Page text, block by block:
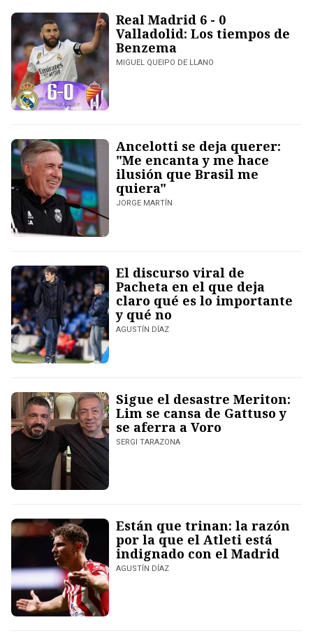
Real Madrid 6 - 0
Valladolid: Los tiempos de
Benzema
MIGUEL QUEIPO DE LLANO
Ancelotti se deja querer:
"Me encanta y me hace
ilusión que Brasil me
quiera"
JORGE MARTÍN
El discurso viral de
Pacheta en el que deja
claro qué es lo importante
y qué no
AGUSTÍN DÍAZ
Sigue el desastre Meriton:
Lim se cansa de Gattuso y
se aferra a Voro
SERGI TARAZONA
Están que trinan: la razón
por la que el Atleti está
indignado con el Madrid
AGUSTÍN DÍAZ